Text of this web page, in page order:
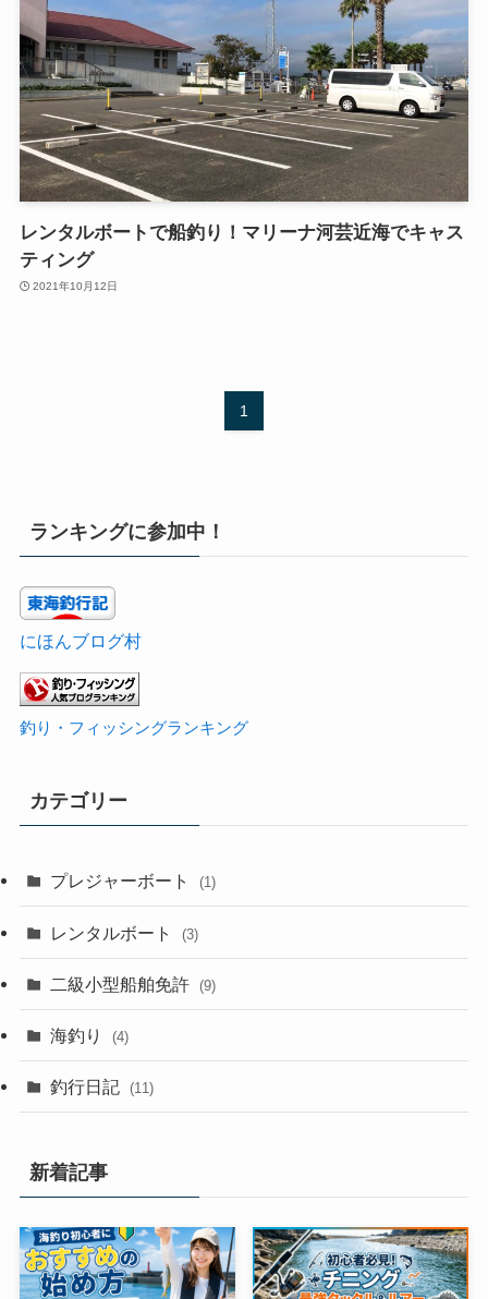
レンタルボートで船釣り！マリーナ河芸近海でキャス
ティング
2021年10月12日
1
ランキングに参加中！
にほんブログ村
釣り・フィッシングランキング
カテゴリー
プレジャーボート (1)
レンタルボート (3)
二級小型船舶免許 (9)
海釣り (4)
釣行日記 (11)
新着記事